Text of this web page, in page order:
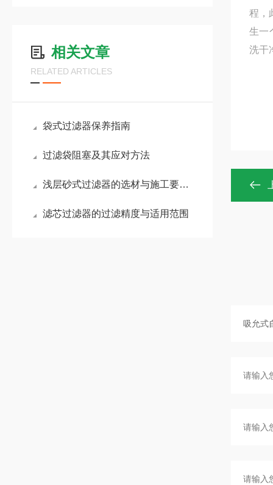
相关文章
RELATED ARTICLES
袋式过滤器保养指南
过滤袋阻塞及其应对方法
浅层砂式过滤器的选材与施工要点是什么？
滤芯过滤器的过滤精度与适用范围
程，
生一
洗干